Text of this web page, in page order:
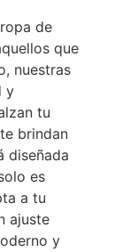
de
que
nuestras
y
tu
brindan
diseñada
es
a tu
ajuste
y